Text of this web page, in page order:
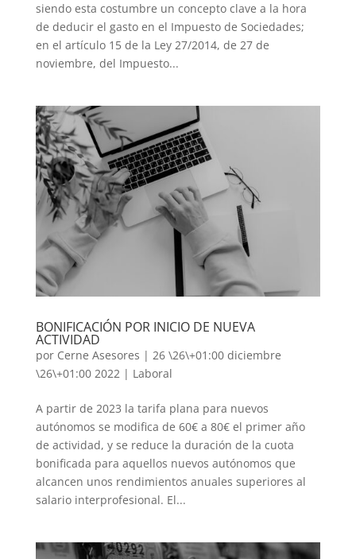
siendo esta costumbre un concepto clave a la hora
de deducir el gasto en el Impuesto de Sociedades;
en el artículo 15 de la Ley 27/2014, de 27 de
noviembre, del Impuesto...
BONIFICACIÓN POR INICIO DE NUEVA
ACTIVIDAD
por Cerne Asesores | 26 \26\+01:00 diciembre
\26\+01:00 2022 | Laboral
A partir de 2023 la tarifa plana para nuevos
autónomos se modifica de 60€ a 80€ el primer año
de actividad, y se reduce la duración de la cuota
bonificada para aquellos nuevos autónomos que
alcancen unos rendimientos anuales superiores al
salario interprofesional. El...